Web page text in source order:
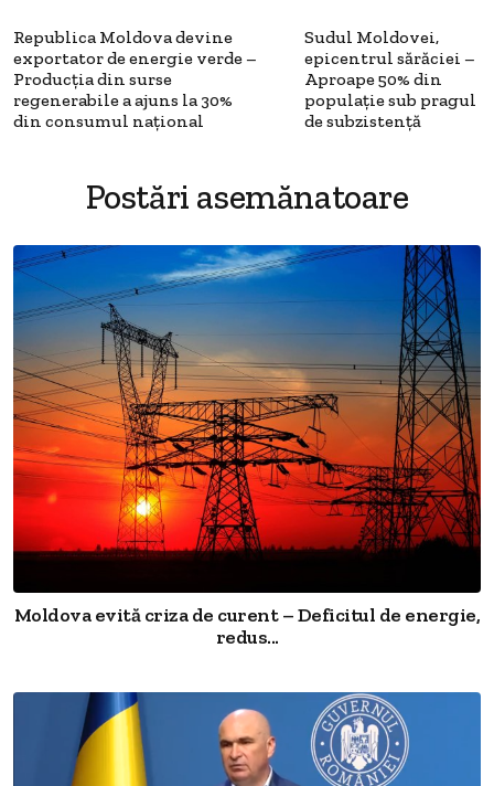
Republica Moldova devine
exportator de energie verde –
Producția din surse
regenerabile a ajuns la 30%
din consumul național
Sudul Moldovei,
epicentrul sărăciei –
Aproape 50% din
populație sub pragul
de subzistență
Postări asemănatoare
Moldova evită criza de curent – Deficitul de energie,
redus...